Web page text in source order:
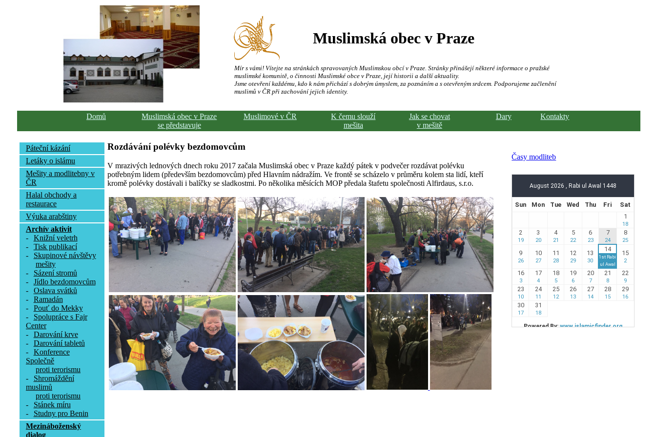
Muslimská obec v Praze
Mír s vámi! Vítejte na stránkách spravovaných Muslimskou obcí v Praze. Stránky přinášejí některé informace o pražské
muslimské komunitě, o činnosti Muslimské obce v Praze, její historii a další aktuality.
Jsme otevření každému, kdo k nám přichází s dobrým úmyslem, za poznáním a s otevřeným srdcem. Podporujeme začlenění
muslimů v ČR při zachování jejich identity.
Domů
Muslimská obec v Praze
se představuje
Muslimové v ČR
K čemu slouží
mešita
Jak se chovat
v mešitě
Dary Kontakty
Páteční kázání
Letáky o islámu
Mešity a modlitebny v
ČR
Halal obchody a
restaurace
Výuka arabštiny
Archív aktivit
-
Knižní veletrh
-
Tisk publikací
-
Skupinové návštěvy
mešity
-
Sázení stromů
-
Jídlo bezdomovcům
-
Oslava svátků
-
Ramadán
-
Pouť do Mekky
-
Spolupráce s Fajr
Center
-
Darování krve
-
Darování tabletů
-
Konference
Společně
proti terorismu
-
Shromáždění
muslimů
proti terorismu
-
Stánek míru
-
Studny pro Benin
Mezináboženský
dialog
Rozdávání polévky bezdomovcům
V mrazivých lednových dnech roku 2017 začala Muslimská obec v Praze každý pátek v podvečer rozdávat polévku
potřebným lidem (především bezdomovcům) před Hlavním nádražím. Ve frontě se scházelo v průměru kolem sta lidí, kteří
kromě polévky dostávali i balíčky se sladkostmi. Po několika měsících MOP předala štafetu společnosti Alfirdaus, s.r.o.
Časy modliteb